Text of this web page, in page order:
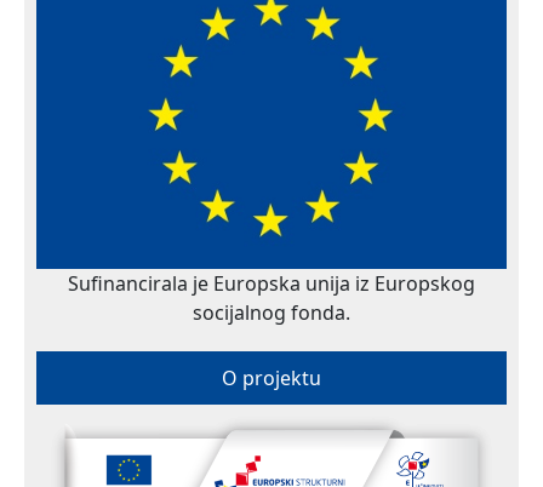
Sufinancirala je Europska unija iz Europskog
socijalnog fonda.
O projektu